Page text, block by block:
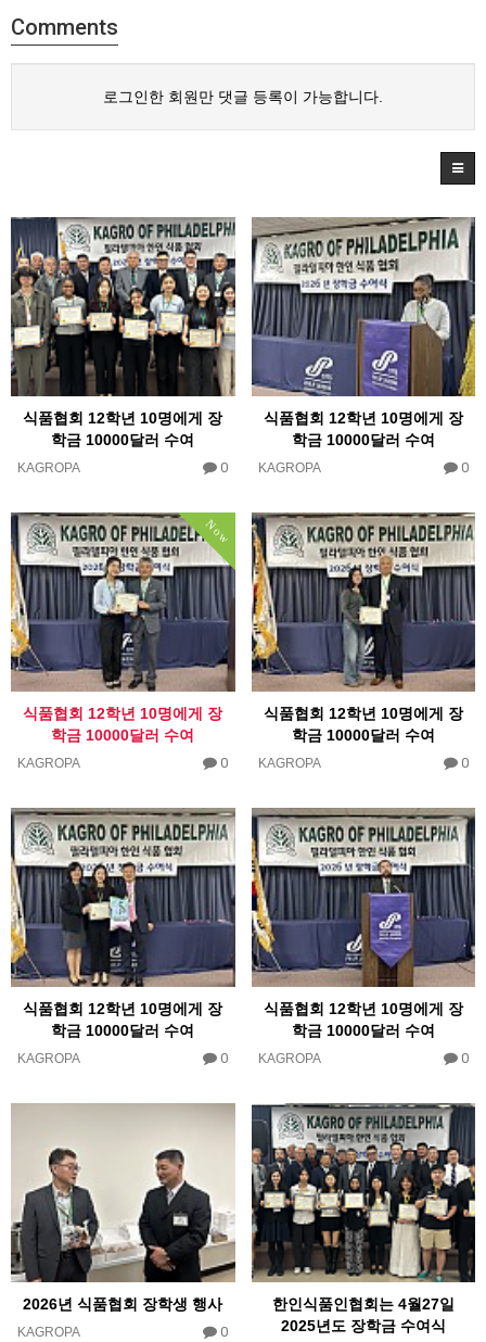
Comments
로그인한 회원만 댓글 등록이 가능합니다.
식품협회 12학년 10명에게 장
학금 10000달러 수여
KAGROPA 0
식품협회 12학년 10명에게 장
학금 10000달러 수여
KAGROPA 0
Now
식품협회 12학년 10명에게 장
학금 10000달러 수여
KAGROPA 0
식품협회 12학년 10명에게 장
학금 10000달러 수여
KAGROPA 0
식품협회 12학년 10명에게 장
학금 10000달러 수여
KAGROPA 0
식품협회 12학년 10명에게 장
학금 10000달러 수여
KAGROPA 0
2026년 식품협회 장학생 행사
KAGROPA 0
한인식품인협회는 4월27일
2025년도 장학금 수여식